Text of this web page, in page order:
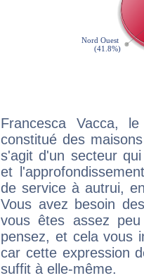
Francesca Vacca,
constitué des
s'agit d'un secteur
et
de service à autrui,
Vous avez besoin
vous êtes assez
pensez, et cela vous
car cette expression
suffit à elle-même.